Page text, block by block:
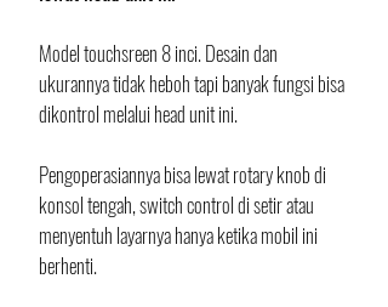
Model touchsreen 8 inci. Desain dan
ukurannya tidak heboh tapi banyak fungsi bisa
dikontrol melalui head unit ini.
Pengoperasiannya bisa lewat rotary knob di
konsol tengah, switch control di setir atau
menyentuh layarnya hanya ketika mobil ini
berhenti.